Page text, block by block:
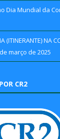
Dia Mundial da
(ITINERANTE) NA
março de 2025
CR2